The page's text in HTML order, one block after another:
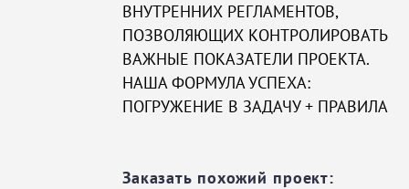
ВНУТРЕННИХ РЕГЛАМЕНТОВ,
ПОЗВОЛЯЮЩИХ КОНТРОЛИРОВАТЬ
ВАЖНЫЕ ПОКАЗАТЕЛИ ПРОЕКТА.
НАША ФОРМУЛА УСПЕХА:
ПОГРУЖЕНИЕ В ЗАДАЧУ + ПРАВИЛА
Заказать похожий проект: